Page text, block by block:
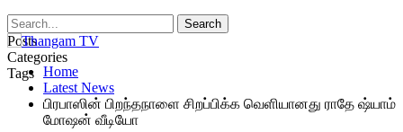
Posts
Categories
Tags Home
Latest News
பிரபாஸின் பிறந்தநாளை சிறப்பிக்க வெளியானது ராதே ஷ்யாம்
மோஷன் வீடியோ